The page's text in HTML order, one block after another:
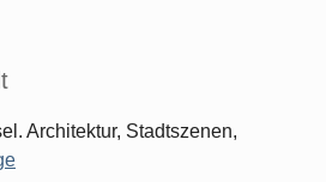
Architektur, Stadtszenen,